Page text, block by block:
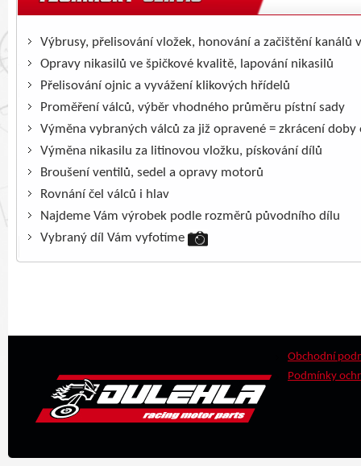
Výbrusy, přelisování vložek, honování a začištění kanálů
Opravy nikasilů ve špičkové kvalitě, lapování nikasilů
Přelisování ojnic a vyvážení klikových hřídelů
Proměření válců, výběr vhodného průměru pístní sady
Výměna vybraných válců za již opravené = zkrácení doby
Výměna nikasilu za litinovou vložku, pískování dílů
Broušení ventilů, sedel a opravy motorů
Rovnání čel válců i hlav
Najdeme Vám výrobek podle rozměrů původního dílu
Vybraný díl Vám vyfotíme
Obchodní
Podmínky